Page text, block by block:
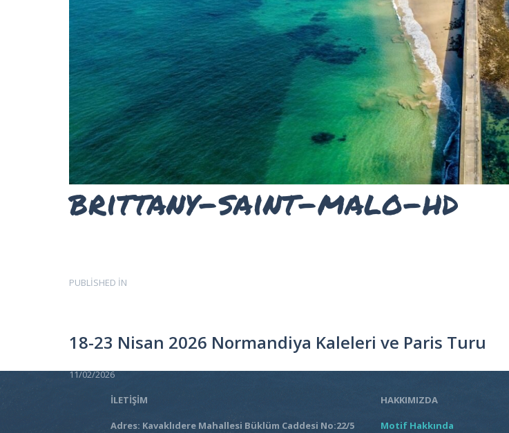
EĞITIMLER –
KURSLAR
FOTOĞRAF
ALBÜMLERI
ÜCRETLERIMIZ
HAKKIMIZDA
İLETIŞIMbrittany-saint-malo-hd
Yazı
gezinmesi
PUBLISHED IN
18-23 Nisan 2026 Normandiya Kaleleri ve Paris Turu
11/02/2026
İLETİŞİM
Adres: Kavaklıdere Mahallesi Büklüm Caddesi No:22/5
HAKKIMIZDA
Motif Hakkında